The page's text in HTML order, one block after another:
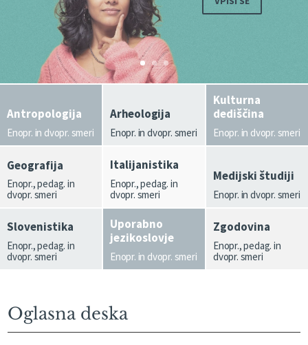
Antropologija
Enopr. in dvopr. smeri
Arheologija
Enopr. in dvopr. smeri
Kulturna
dediščina
Enopr. in dvopr. smeri
Geografija
Enopr., pedag. in
dvopr. smeri
Italijanistika
Enopr., pedag. in
dvopr. smeri
Medijski študiji
Enopr. in dvopr. smeri
Slovenistika
Enopr., pedag. in
dvopr. smeri
Uporabno
jezikoslovje
Enopr. in dvopr. smeri
Zgodovina
Enopr., pedag. in
dvopr. smeri
Oglasna deska